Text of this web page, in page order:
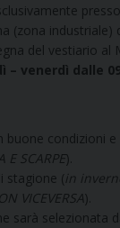
(zona industriale)
del vestiario al
– venerdì dalle
buone condizioni e
E SCARPE).
stagione (in
VICEVERSA).
sarà selezionata